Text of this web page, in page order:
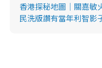
香港探秘地圖｜關嘉敏
民洗版讚有當年利智影